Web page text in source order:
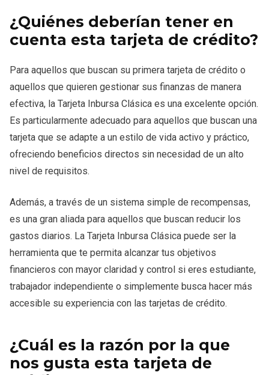
¿Quiénes deberían tener en
cuenta esta tarjeta de crédito?
Para aquellos que buscan su primera tarjeta de crédito o
aquellos que quieren gestionar sus finanzas de manera
efectiva, la Tarjeta Inbursa Clásica es una excelente opción.
Es particularmente adecuado para aquellos que buscan una
tarjeta que se adapte a un estilo de vida activo y práctico,
ofreciendo beneficios directos sin necesidad de un alto
nivel de requisitos.
Además, a través de un sistema simple de recompensas,
es una gran aliada para aquellos que buscan reducir los
gastos diarios. La Tarjeta Inbursa Clásica puede ser la
herramienta que te permita alcanzar tus objetivos
financieros con mayor claridad y control si eres estudiante,
trabajador independiente o simplemente busca hacer más
accesible su experiencia con las tarjetas de crédito.
¿Cuál es la razón por la que
nos gusta esta tarjeta de